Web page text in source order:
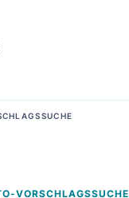
VORSCHLAGSSUCHE